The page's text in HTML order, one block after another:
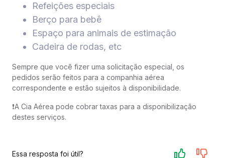
Refeições especiais
Berço para bebê
Espaço para animais de estimação
Cadeira de rodas, etc
Sempre que você fizer uma solicitação especial, os
pedidos serão feitos para a companhia aérea
correspondente e estão sujeitos à disponibilidade.
❗️A Cia Aérea pode cobrar taxas para a disponibilização
destes serviços.
Essa resposta foi útil?